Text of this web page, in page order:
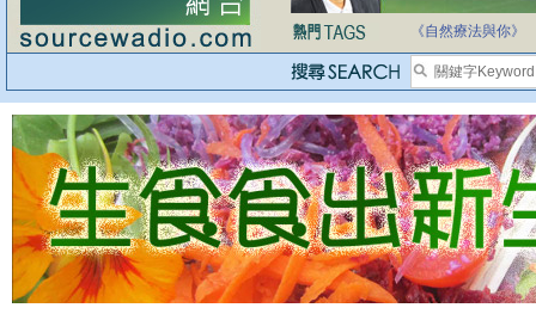
《自然療法與你》